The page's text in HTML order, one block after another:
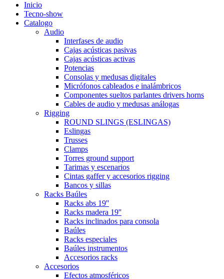
Inicio
Tecno-show
Catalogo
Audio
Interfases de audio
Cajas acústicas pasivas
Cajas acústicas activas
Potencias
Consolas y medusas digitales
Micrófonos cableados e inalámbricos
Componentes sueltos parlantes drivers horns
Cables de audio y medusas análogas
Rigging
ROUND SLINGS (ESLINGAS)
Eslingas
Trusses
Clamps
Torres ground support
Tarimas y escenarios
Cintas gaffer y accesorios rigging
Bancos y sillas
Racks Baúles
Racks abs 19''
Racks madera 19''
Racks inclinados para consola
Baúles
Racks especiales
Baúles instrumentos
Accesorios racks
Accesorios
Efectos atmosféricos